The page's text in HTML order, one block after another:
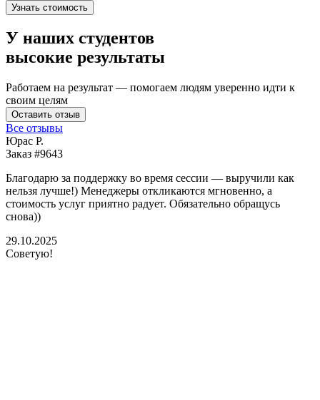
Узнать стоимость
У наших студентов
высокие результаты
Работаем на результат — помогаем людям уверенно идти к
своим целям
Оставить отзыв
Все отзывы
Юрас Р.
Заказ #9643
Благодарю за поддержку во время сессии — выручили как
нельзя лучше!) Менеджеры откликаются мгновенно, а
стоимость услуг приятно радует. Обязательно обращусь
снова))
29.10.2025
Советую!